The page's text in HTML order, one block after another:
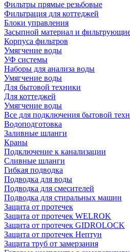
Фильтры прямые резьбовые
Фильтрация для коттеджей
Блоки управления
Засыпной материал и
Корпуса фильтров
Умягчение воды
УФ системы
Наборы для анализа воды
Умягчение воды
Для бытовой техники
Для коттеджей
Умягчение воды
Все для подключения бытовой
Водоподготовка
Заливные шланги
Краны
Подключение к канализации
Сливные шланги
Гибкая подводка
Подводка для воды
Подводка для смесителей
Подводка для стиральных машин
Защита от протечек
Защита от протечек WELROK
Защита от протечек GIDROLOCK
Защита от протечек Нептун
Защита труб от замерзания